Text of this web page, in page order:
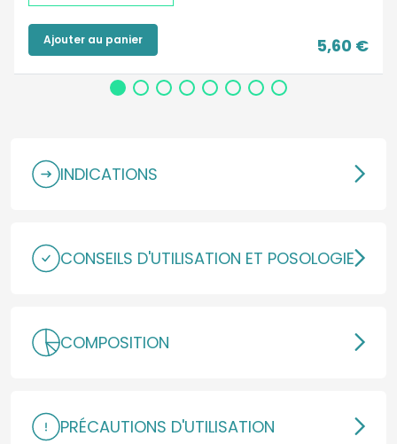
Ajouter au panier 5,60 €
INDICATIONS
CONSEILS D'UTILISATION ET POSOLOGIE
COMPOSITION
PRÉCAUTIONS D'UTILISATION